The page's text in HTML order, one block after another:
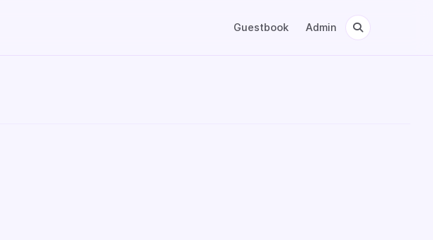
Guestbook Admin